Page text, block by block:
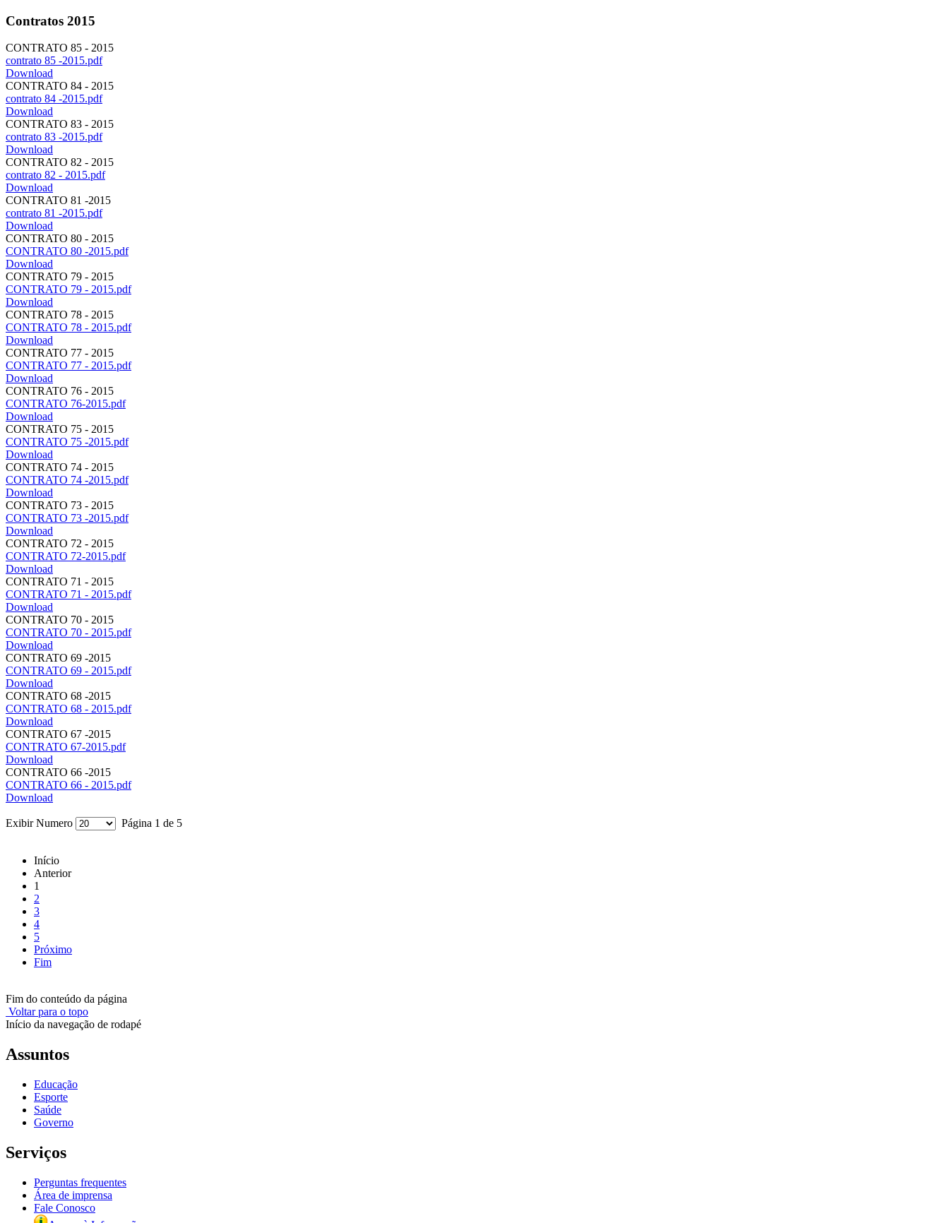
Contratos 2015
CONTRATO 85 - 2015
contrato 85 -2015.pdf
Download
CONTRATO 84 - 2015
contrato 84 -2015.pdf
Download
CONTRATO 83 - 2015
contrato 83 -2015.pdf
Download
CONTRATO 82 - 2015
contrato 82 - 2015.pdf
Download
CONTRATO 81 -2015
contrato 81 -2015.pdf
Download
CONTRATO 80 - 2015
CONTRATO 80 -2015.pdf
Download
CONTRATO 79 - 2015
CONTRATO 79 - 2015.pdf
Download
CONTRATO 78 - 2015
CONTRATO 78 - 2015.pdf
Download
CONTRATO 77 - 2015
CONTRATO 77 - 2015.pdf
Download
CONTRATO 76 - 2015
CONTRATO 76-2015.pdf
Download
CONTRATO 75 - 2015
CONTRATO 75 -2015.pdf
Download
CONTRATO 74 - 2015
CONTRATO 74 -2015.pdf
Download
CONTRATO 73 - 2015
CONTRATO 73 -2015.pdf
Download
CONTRATO 72 - 2015
CONTRATO 72-2015.pdf
Download
CONTRATO 71 - 2015
CONTRATO 71 - 2015.pdf
Download
CONTRATO 70 - 2015
CONTRATO 70 - 2015.pdf
Download
CONTRATO 69 -2015
CONTRATO 69 - 2015.pdf
Download
CONTRATO 68 -2015
CONTRATO 68 - 2015.pdf
Download
CONTRATO 67 -2015
CONTRATO 67-2015.pdf
Download
CONTRATO 66 -2015
CONTRATO 66 - 2015.pdf
Download
Exibir Numero Página 1 de 5
Início
Anterior
1
2
3
4
5
Próximo
Fim
Fim do conteúdo da página
Voltar para o topo
Início da navegação de rodapé
Assuntos
Educação
Esporte
Saúde
Governo
Serviços
Perguntas frequentes
Área de imprensa
Fale Conosco